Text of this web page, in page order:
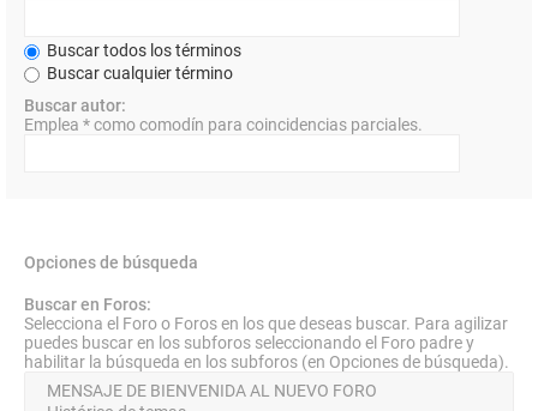
Buscar todos los términos
Buscar cualquier término
Buscar autor:
Emplea * como comodín para coincidencias parciales.
Opciones de búsqueda
Buscar en Foros:
Selecciona el Foro o Foros en los que deseas buscar. Para agilizar
puedes buscar en los subforos seleccionando el Foro padre y
habilitar la búsqueda en los subforos (en Opciones de búsqueda).